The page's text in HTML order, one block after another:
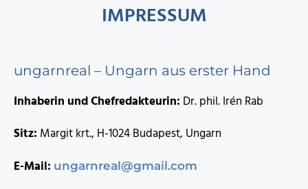
IMPRESSUM
ungarnreal – Ungarn aus erster Hand
Inhaberin und Chefredakteurin: Dr. phil. Irén Rab
Sitz: Margit krt., H-1024 Budapest, Ungarn
E-Mail: ungarnreal@gmail.com